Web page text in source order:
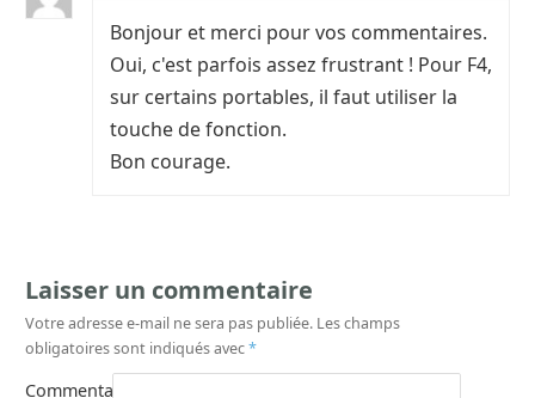
Bonjour et merci pour vos commentaires.
Oui, c'est parfois assez frustrant ! Pour F4,
sur certains portables, il faut utiliser la
touche de fonction.
Bon courage.
Laisser un commentaire
Votre adresse e-mail ne sera pas publiée. Les champs
obligatoires sont indiqués avec*
Commentaire